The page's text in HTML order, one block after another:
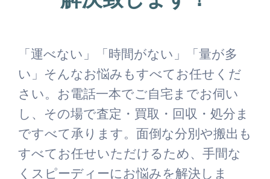
「運べない」「時間がない」「量が多
い」そんなお悩みもすべてお任せくだ
さい。お電話一本でご自宅までお伺い
し、その場で査定・買取・回収・処分ま
ですべて承ります。面倒な分別や搬出も
すべてお任せいただけるため、手間な
くスピーディーにお悩みを解決しま